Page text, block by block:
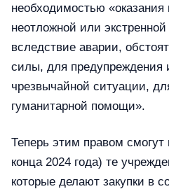
необходимостью
неотложной или
вследствие аварии,
силы, для предупреждения
чрезвычайной ситуации,
гуманитарной помощи».
Теперь этим правом смогут
конца 2024 года) те
которые делают закупки в